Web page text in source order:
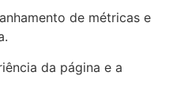
de métricas e
da página e a